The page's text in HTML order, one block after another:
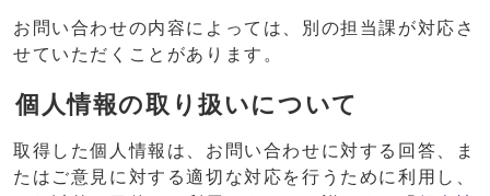
お問い合わせの内容によっては、別の担当課が対応さ
せていただくことがあります。
個人情報の取り扱いについて
取得した個人情報は、お問い合わせに対する回答、ま
たはご意見に対する適切な対応を行うために利用し、